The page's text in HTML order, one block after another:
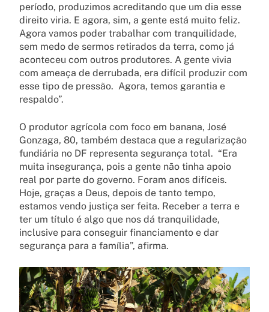
período, produzimos acreditando que um dia esse
direito viria. E agora, sim, a gente está muito feliz.
Agora vamos poder trabalhar com tranquilidade,
sem medo de sermos retirados da terra, como já
aconteceu com outros produtores. A gente vivia
com ameaça de derrubada, era difícil produzir com
esse tipo de pressão. Agora, temos garantia e
respaldo”.
O produtor agrícola com foco em banana, José
Gonzaga, 80, também destaca que a regularização
fundiária no DF representa segurança total. “Era
muita insegurança, pois a gente não tinha apoio
real por parte do governo. Foram anos difíceis.
Hoje, graças a Deus, depois de tanto tempo,
estamos vendo justiça ser feita. Receber a terra e
ter um título é algo que nos dá tranquilidade,
inclusive para conseguir financiamento e dar
segurança para a família”, afirma.